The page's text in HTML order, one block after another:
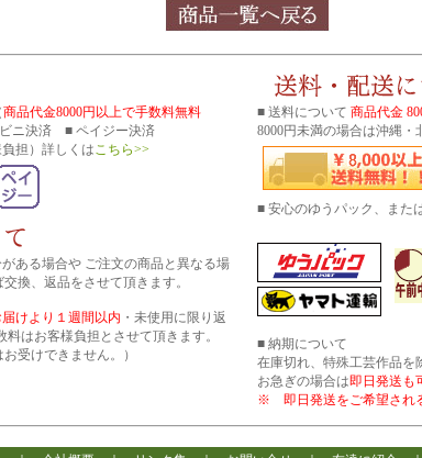
商品代金8000円以上で手数料無料
ビニ決済 ■ ペイジー決済
担）詳しくはこちら>>
ある場合や ご注文の商品と異なる場
換、返品をさせて頂きます。
けより１週間以内 ・未使用に限り返
はお客様負担とさせて頂きます。
受けできません。）
■ 送料について 商品代金
8000円未満の場合は沖縄・
■ 安心のゆうパック、また
【時間
■ 納期について
在庫切れ、特殊工芸作品を
お急ぎの場合は即日発送も
※ 即日発送をご希望され